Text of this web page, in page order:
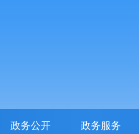
政务公开 政务服务